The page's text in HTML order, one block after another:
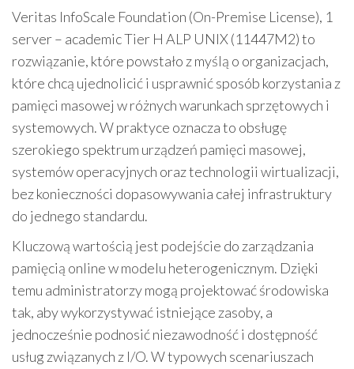
Veritas InfoScale Foundation (On-Premise License), 1
server – academic Tier H ALP UNIX (11447M2) to
rozwiązanie, które powstało z myślą o organizacjach,
które chcą ujednolicić i usprawnić sposób korzystania z
pamięci masowej w różnych warunkach sprzętowych i
systemowych. W praktyce oznacza to obsługę
szerokiego spektrum urządzeń pamięci masowej,
systemów operacyjnych oraz technologii wirtualizacji,
bez konieczności dopasowywania całej infrastruktury
do jednego standardu.
Kluczową wartością jest podejście do zarządzania
pamięcią online w modelu heterogenicznym. Dzięki
temu administratorzy mogą projektować środowiska
tak, aby wykorzystywać istniejące zasoby, a
jednocześnie podnosić niezawodność i dostępność
usług związanych z I/O. W typowych scenariuszach